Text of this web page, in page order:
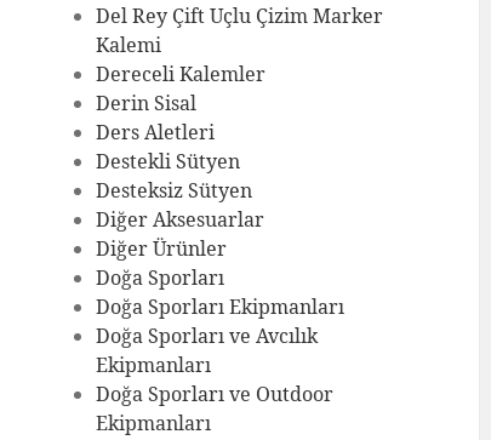
Del Rey Çift Uçlu Çizim Marker
Kalemi
Dereceli Kalemler
Derin Sisal
Ders Aletleri
Destekli Sütyen
Desteksiz Sütyen
Diğer Aksesuarlar
Diğer Ürünler
Doğa Sporları
Doğa Sporları Ekipmanları
Doğa Sporları ve Avcılık
Ekipmanları
Doğa Sporları ve Outdoor
Ekipmanları